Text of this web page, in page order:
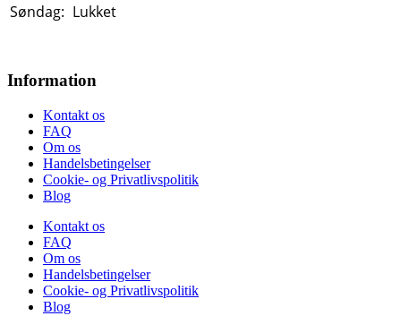
Søndag: Lukket
Information
Kontakt os
FAQ
Om os
Handelsbetingelser
Cookie- og Privatlivspolitik
Blog
Kontakt os
FAQ
Om os
Handelsbetingelser
Cookie- og Privatlivspolitik
Blog